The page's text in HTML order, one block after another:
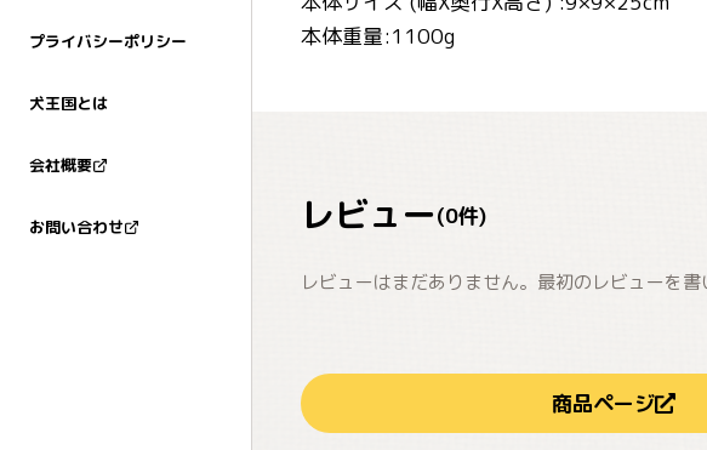
プライバシーポリシー
犬王国とは
会社概要
お問い合わせ
本体重量:1100g
レビュー(0件)
レビューはまだありません。最初のレビューを書
商品ページ